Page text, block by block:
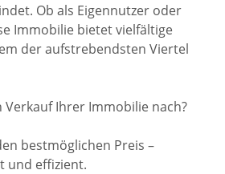
Ob als Eigennutzer oder
Immobilie bietet vielfältige
der aufstrebendsten Viertel
Verkauf Ihrer Immobilie nach?
bestmöglichen Preis –
und effizient.